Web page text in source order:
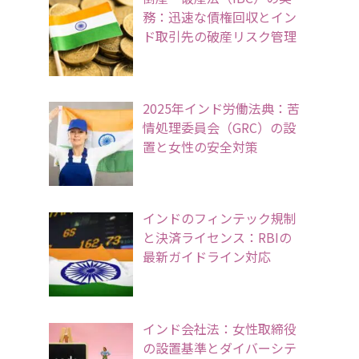
務：迅速な債権回収とイン
ド取引先の破産リスク管理
2025年インド労働法典：苦
情処理委員会（GRC）の設
置と女性の安全対策
インドのフィンテック規制
と決済ライセンス：RBIの
最新ガイドライン対応
インド会社法：女性取締役
の設置基準とダイバーシテ